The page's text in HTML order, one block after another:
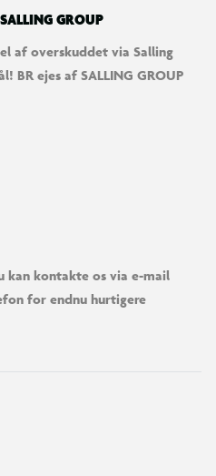
GROUP
af overskuddet via Salling
BR ejes af SALLING GROUP
kontakte os via e-mail
for endnu hurtigere